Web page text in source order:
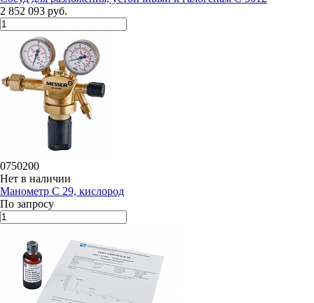
2 852 093 руб.
0750200
Нет в наличии
Манометр C 29, кислород
По запросу